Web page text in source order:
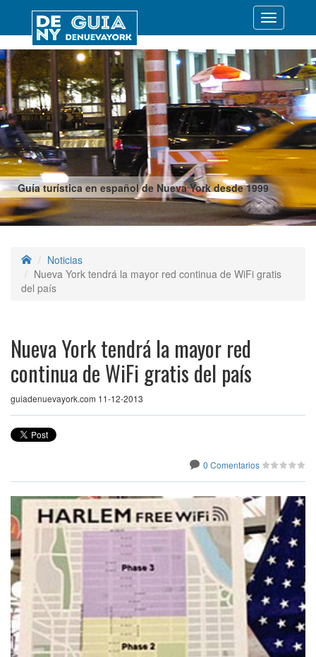
Guía turística en español de Nueva York desde 1999
Desplegar
Noticias
Nueva York tendrá la mayor red continua de WiFi gratis
del país
Nueva York tendrá la mayor red
continua de WiFi gratis del país
guiadenuevayork.com 11-12-2013
0 Comentarios